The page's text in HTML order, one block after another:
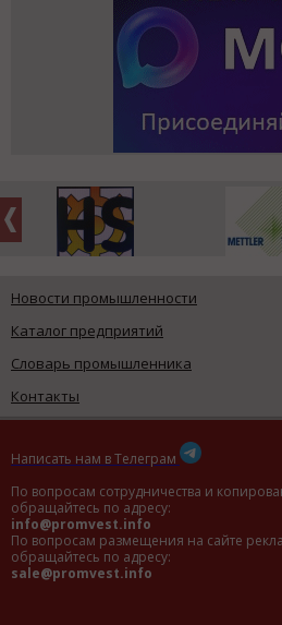
Новости промышленности
Каталог предприятий
Словарь промышленника
Контакты
Написать нам в Телеграм
По вопросам сотрудничества и
обращайтесь по адресу:
info@promvest.info
По вопросам размещения на сайте
обращайтесь по адресу:
sale@promvest.info